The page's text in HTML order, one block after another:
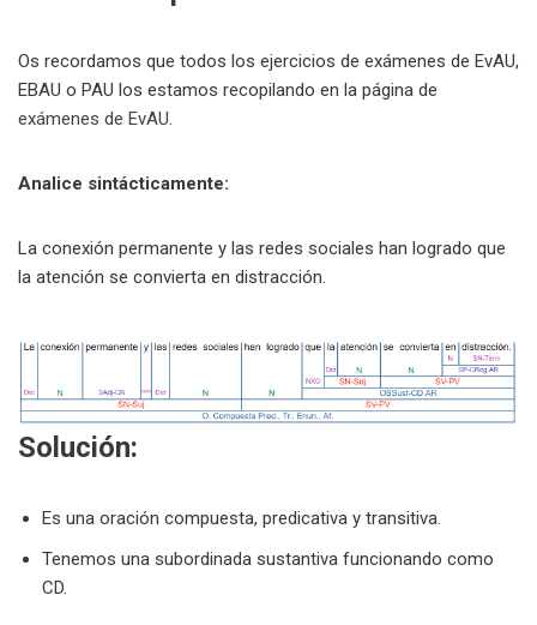
Os recordamos que todos los ejercicios de exámenes de EvAU,
EBAU o PAU los estamos recopilando en la página de
exámenes de EvAU.
Analice sintácticamente:
La conexión permanente y las redes sociales han logrado que
la atención se convierta en distracción.
Solución:
Es una oración compuesta, predicativa y transitiva.
Tenemos una subordinada sustantiva funcionando como
CD.